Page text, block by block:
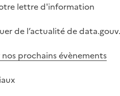
lettre d'information
de l’actualité de
prochains évènements